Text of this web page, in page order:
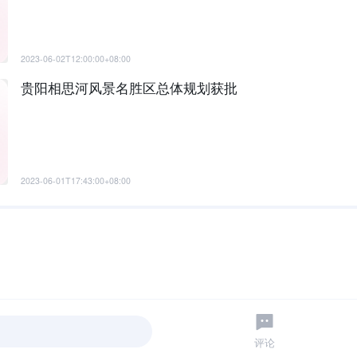
评论
2023-06-02T12:00:00+08:00
贵阳相思河风景名胜区总体规划获批
2023-06-01T17:43:00+08:00